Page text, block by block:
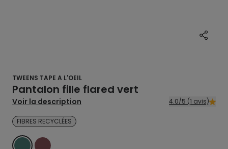
TWEENS TAPE A L'OEIL
Pantalon fille flared vert
Voir la description 4.0/5 (1 avis)
FIBRES RECYCLÉES
GROENROOD